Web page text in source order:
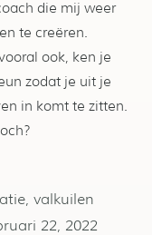
die mij weer
te creëren.
ook, ken je
zodat je uit je
in komt te zitten.
valkuilen
22, 2022